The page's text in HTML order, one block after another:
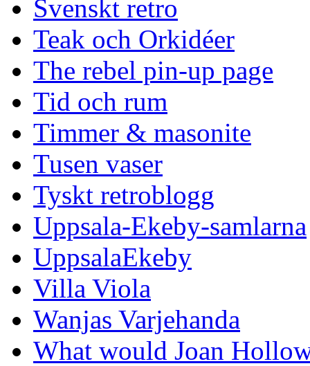
Svenskt retro
Teak och Orkidéer
The rebel pin-up page
Tid och rum
Timmer & masonite
Tusen vaser
Tyskt retroblogg
Uppsala-Ekeby-samlarna
UppsalaEkeby
Villa Viola
Wanjas Varjehanda
What would Joan